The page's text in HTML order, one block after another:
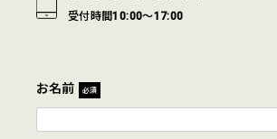
受付時間10:00～17:00
お名前 必須